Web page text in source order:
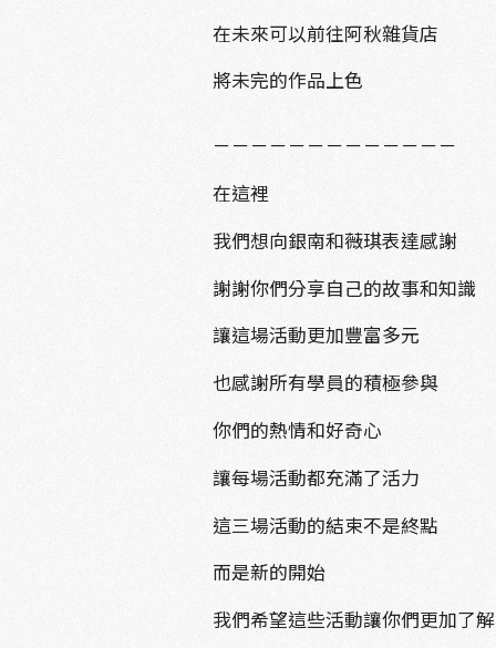
在未來可以前往阿秋雜貨店
將未完的作品上色
－－－－－－－－－－－－－
在這裡
我們想向銀南和薇琪表達感謝
謝謝你們分享自己的故事和知識
讓這場活動更加豐富多元
也感謝所有學員的積極參與
你們的熱情和好奇心
讓每場活動都充滿了活力
這三場活動的結束不是終點
而是新的開始
我們希望這些活動讓你們更加了解